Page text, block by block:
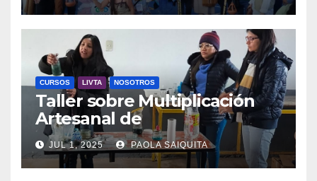
CURSOS LIVTA NOSOTROS
Taller sobre Multiplicación
Artesanal de
Microorganismos Benéficos
en Vivero
JUL 1, 2025 PAOLA SAIQUITA